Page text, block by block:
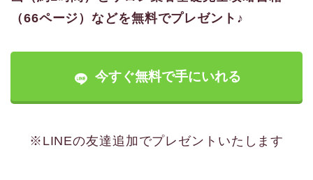
（66ページ）などを無料でプレゼント♪
今すぐ無料で手にいれる
※LINEの友達追加でプレゼントいたします